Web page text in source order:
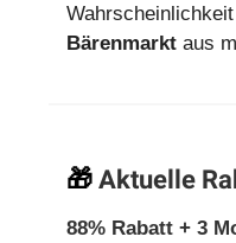
Bärenmarkt aus
🎁 Aktuelle
88% Rabatt + 3